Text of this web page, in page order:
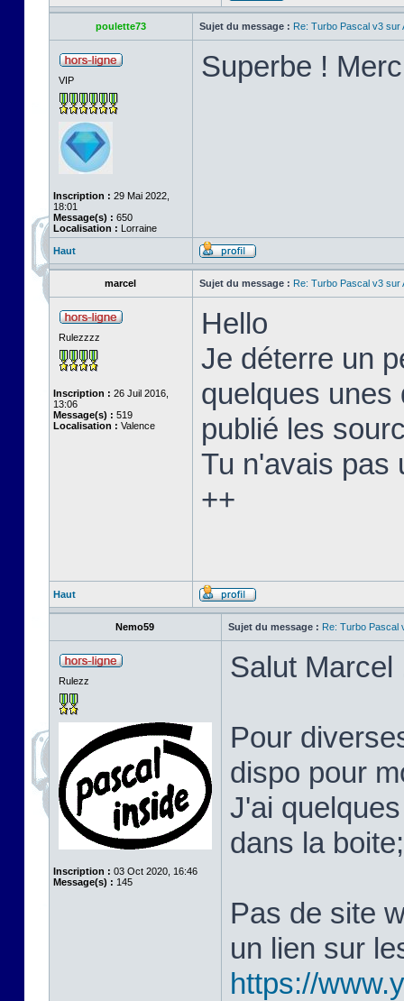
poulette73 Sujet du message : Re: Turbo Pascal v3 sur
VIP
Inscription : 29 Mai 2022,
18:01
Message(s) : 650
Localisation : Lorraine
Superbe !
Haut
marcel Sujet du message : Re: Turbo Pascal v3 sur
Rulezzzz
Inscription : 26 Juil 2016,
13:06
Message(s) : 519
Localisation : Valence
Hello
Je déterre un
quelques unes
publié les
Tu n'avais pas
++
Haut
Nemo59 Sujet du message : Re: Turbo Pascal
Rulezz
Inscription : 03 Oct 2020, 16:46
Message(s) : 145
Salut Marcel
Pour
dispo pour
J'ai
dans la
Pas de site
un lien sur
https://